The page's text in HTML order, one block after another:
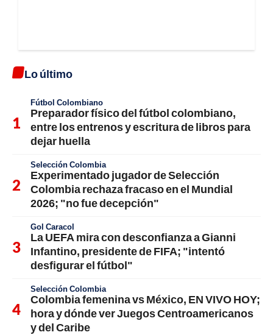
Lo último
Fútbol Colombiano
Preparador físico del fútbol colombiano,
entre los entrenos y escritura de libros para
dejar huella
Selección Colombia
Experimentado jugador de Selección
Colombia rechaza fracaso en el Mundial
2026; "no fue decepción"
Gol Caracol
La UEFA mira con desconfianza a Gianni
Infantino, presidente de FIFA; "intentó
desfigurar el fútbol"
Selección Colombia
Colombia femenina vs México, EN VIVO HOY;
hora y dónde ver Juegos Centroamericanos
y del Caribe